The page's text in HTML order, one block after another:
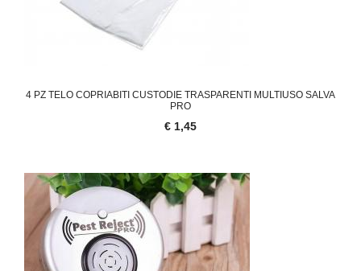
4 PZ TELO COPRIABITI CUSTODIE TRASPARENTI MULTIUSO SALVA
PRO
€ 1,45